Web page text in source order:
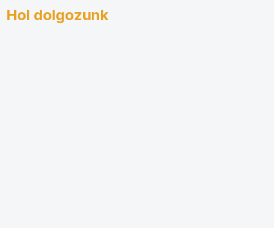
Hol dolgozunk